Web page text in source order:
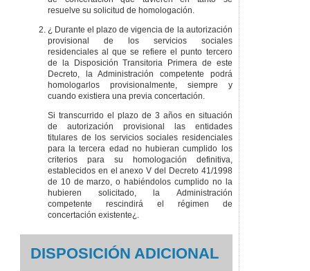
resuelve su solicitud de homologación.
¿ Durante el plazo de vigencia de la autorización
provisional de los servicios sociales
residenciales al que se refiere el punto tercero
de la Disposición Transitoria Primera de este
Decreto, la Administración competente podrá
homologarlos provisionalmente, siempre y
cuando existiera una previa concertación.
Si transcurrido el plazo de 3 años en situación
de autorización provisional las entidades
titulares de los servicios sociales residenciales
para la tercera edad no hubieran cumplido los
criterios para su homologación definitiva,
establecidos en el anexo V del Decreto 41/1998
de 10 de marzo, o habiéndolos cumplido no la
hubieren solicitado, la Administración
competente rescindirá el régimen de
concertación existente¿.
DISPOSICIÓN ADICIONAL